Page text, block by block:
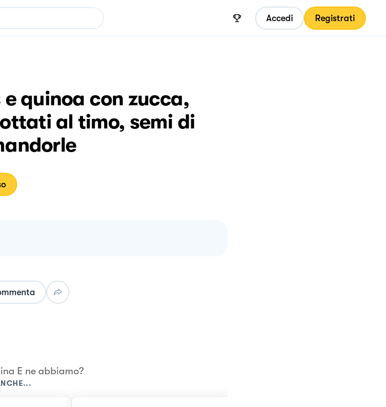
Accedi Registrati
quinoa con zucca,
al timo, semi di
E ne abbiamo?